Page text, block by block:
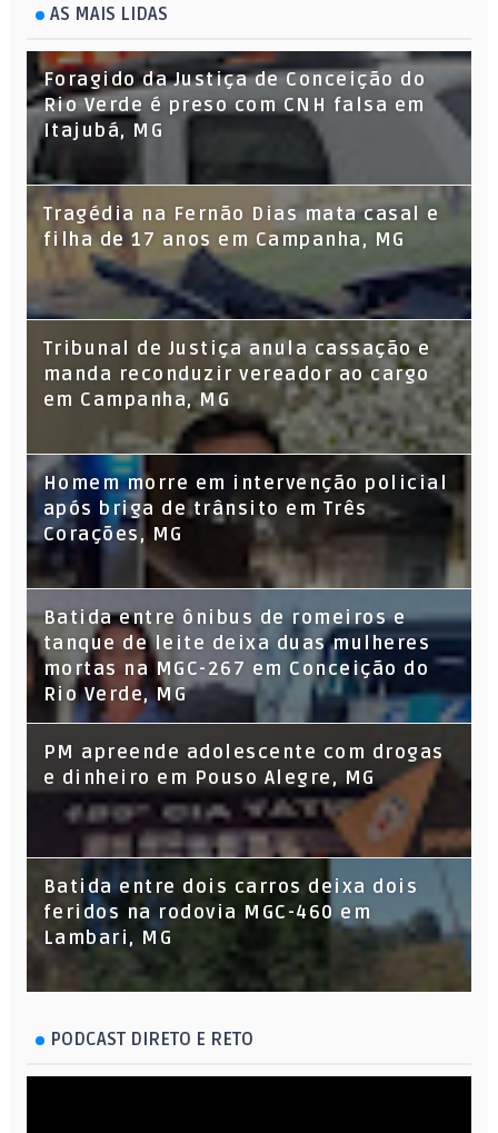
AS MAIS LIDAS
Foragido da Justiça de Conceição do
Rio Verde é preso com CNH falsa em
Itajubá, MG
Tragédia na Fernão Dias mata casal e
filha de 17 anos em Campanha, MG
Tribunal de Justiça anula cassação e
manda reconduzir vereador ao cargo
em Campanha, MG
Homem morre em intervenção policial
após briga de trânsito em Três
Corações, MG
Batida entre ônibus de romeiros e
tanque de leite deixa duas mulheres
mortas na MGC-267 em Conceição do
Rio Verde, MG
PM apreende adolescente com drogas
e dinheiro em Pouso Alegre, MG
Batida entre dois carros deixa dois
feridos na rodovia MGC-460 em
Lambari, MG
PODCAST DIRETO E RETO